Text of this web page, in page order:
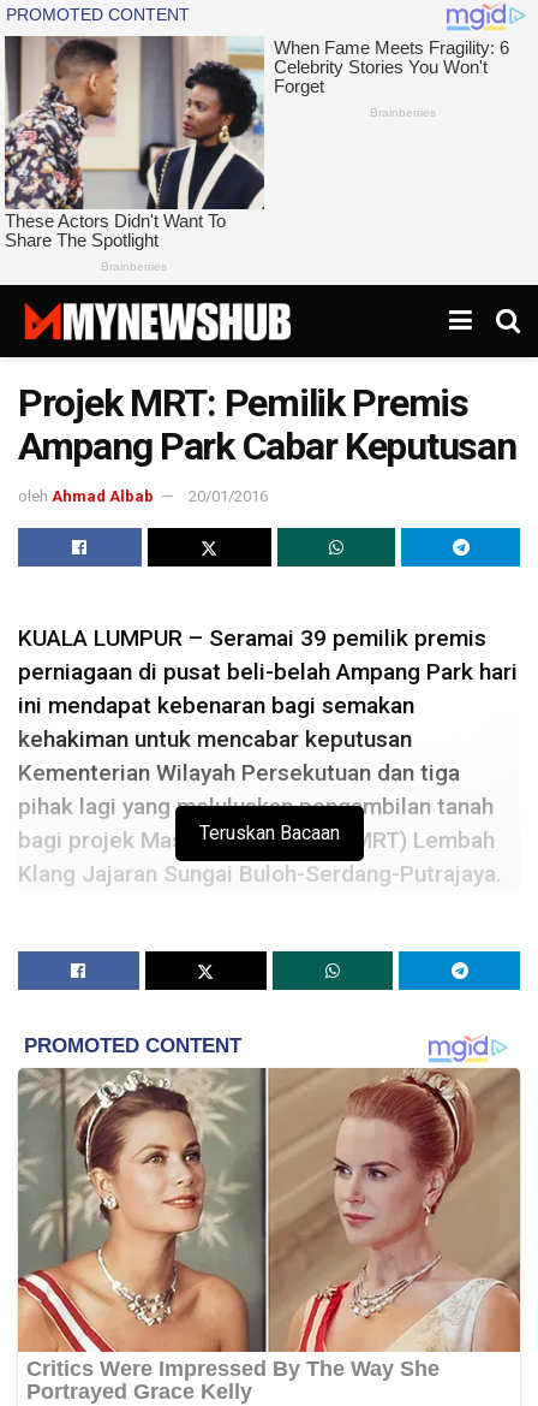
Projek MRT: Pemilik Premis
Ampang Park Cabar Keputusan
oleh Ahmad Albab 20/01/2016
KUALA LUMPUR – Seramai 39 pemilik premis
perniagaan di pusat beli-belah Ampang Park hari
ini mendapat kebenaran bagi semakan
kehakiman untuk mencabar keputusan
Kementerian Wilayah Persekutuan dan tiga
pihak lagi yang meluluskan pengambilan tanah
bagi projek Mass Rapid Transit (MRT) Lembah
Klang Jajaran Sungai Buloh-Serdang-Putrajaya.
membuat keputusan itu dalam kamarnya hari ini dengan
dihadiri peguam Jason Ng Kau dan Datuk Edward Ng
berkenaan selaku pemohon.
Jason memberitahu pemberita:“Mahkamah turut
mengeluarkan perintah sementara sehingga 29
Februari kepada pentadbir-pentadbir tanah daripada
mengambil tanah atau mengeluarkan sebarang award
terhadapnya,”
katanya, sambil menambah mahkamah
turut menetapkan tarikh yang sama untuk pengurusan kes.
Pada 8 Januari lepas, pemohon yang juga pemilik strata
terbabit memfailkan permohonan dengan menamakan
Kementerian Wilayah Persekutuan, Kerajaan Malaysia,
Pengarah Tanah dan Galian Wilayah Persekutuan Kuala
Teruskan Bacaan